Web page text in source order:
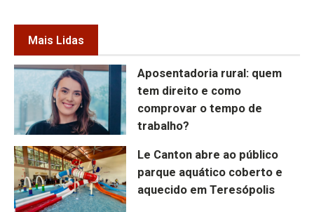
Mais Lidas
Aposentadoria rural: quem
tem direito e como
comprovar o tempo de
trabalho?
Le Canton abre ao público
parque aquático coberto e
aquecido em Teresópolis